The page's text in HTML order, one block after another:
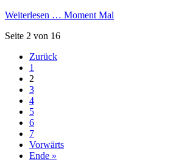
Weiterlesen … Moment Mal
Seite 2 von 16
Zurück
1
2
3
4
5
6
7
Vorwärts
Ende »